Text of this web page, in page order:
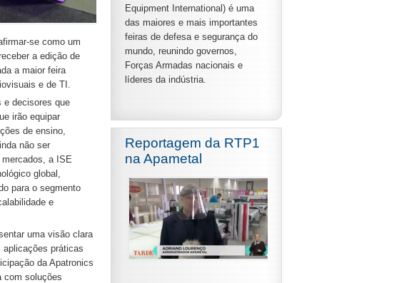
se como um
a edição de
a maior feira
e de TI.
e decisores que
irão equipar
de ensino,
não ser
a ISE
global,
para o segmento
e
uma visão clara
aplicações práticas
da Apatronics
com soluções
Equipment International) é uma
das maiores e mais importantes
feiras de defesa e segurança do
mundo, reunindo governos,
Forças Armadas nacionais e
líderes da indústria.
Reportagem da RTP1
na Apametal